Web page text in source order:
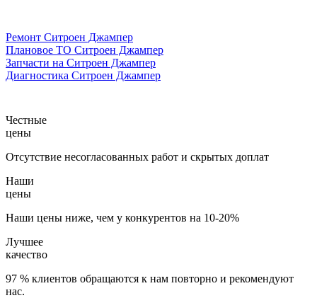
Ремонт Ситроен Джампер
Плановое ТО Ситроен Джампер
Запчасти на Ситроен Джампер
Диагностика Ситроен Джампер
Честные
цены
Отсутствие несогласованных работ и скрытых доплат
Наши
цены
Наши цены ниже, чем у конкурентов на 10-20%
Лучшее
качество
97 % клиентов обращаются к нам повторно и рекомендуют
нас.